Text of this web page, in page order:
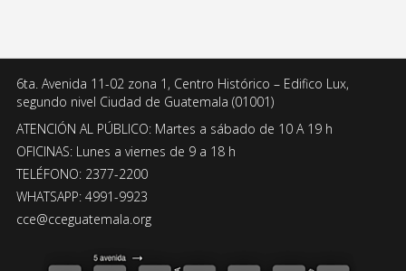
6ta. Avenida 11-02 zona 1, Centro Histórico – Edifico Lux,
segundo nivel Ciudad de Guatemala (01001)
ATENCIÓN AL PÚBLICO: Martes a sábado de 10 A 19 h
OFICINAS: Lunes a viernes de 9 a 18 h
TELÉFONO: 2377-2200
WHATSAPP: 4991-9923
cce@cceguatemala.org